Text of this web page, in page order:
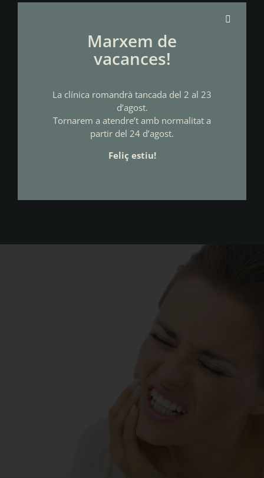
Directament relacionat amb el bruxisme, la disfunció de
cara. Però què vol dir ATM? Es tracta de les sigles
d’Articulació temporomandibular, que és l’articulació
que connecta la mandíbula amb els ossos temporals del
crani.
Per les seves característiques, l’ATM sol causar dolor i
disfunció a les articulacions i els músculs que
Marxem de
vacances!
La clínica romandrà tancada del 2 al 23
d’agost.
Tornarem a atendre’t amb normalitat a
partir del 24 d’agost.
Feliç estiu!